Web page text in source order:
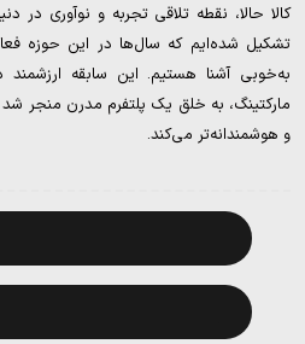
کالا حالا، نقطه تلاقی تجربه و نوآوری در
تشکیل شده‌ایم که سال‌ها در این حوزه
به‌خوبی آشنا هستیم. این سابقه ارزشمند
مارکتینگ، به خلق یک پلتفرم مدرن منجر شد
و هوشمندانه‌تر می‌کند.